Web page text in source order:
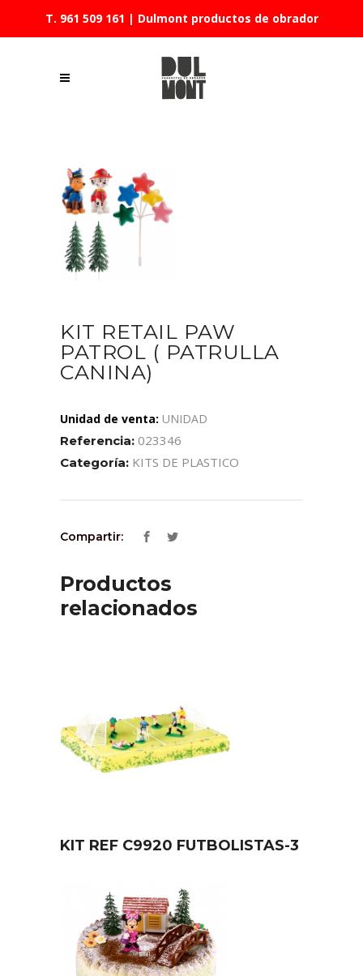
T. 961 509 161 | Dulmont productos de obrador
KIT RETAIL PAW
PATROL ( PATRULLA
CANINA)
Unidad de venta: UNIDAD
Referencia: 023346
Categoría: KITS DE PLASTICO
Compartir:
Productos
relacionados
KIT REF C9920 FUTBOLISTAS-3